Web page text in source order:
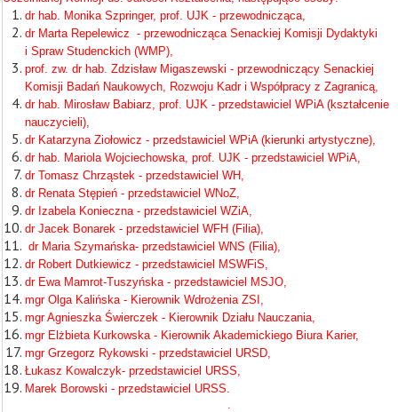
dr hab. Monika Szpringer, prof. UJK - przewodnicząca,
dr Marta Repelewicz - przewodnicząca Senackiej Komisji Dydaktyki
i Spraw Studenckich (WMP),
prof. zw. dr hab. Zdzisław Migaszewski - przewodniczący Senackiej
Komisji Badań Naukowych, Rozwoju Kadr i Współpracy z Zagranicą,
dr hab. Mirosław Babiarz, prof. UJK - przedstawiciel WPiA (kształcenie
nauczycieli),
dr Katarzyna Ziołowicz - przedstawiciel WPiA (kierunki artystyczne),
dr hab. Mariola Wojciechowska, prof. UJK - przedstawiciel WPiA,
dr Tomasz Chrząstek - przedstawiciel WH,
dr Renata Stępień - przedstawiciel WNoZ,
dr Izabela Konieczna - przedstawiciel WZiA,
dr Jacek Bonarek - przedstawiciel WFH (Filia),
dr Maria Szymańska- przedstawiciel WNS (Filia),
dr Robert Dutkiewicz - przedstawiciel MSWFiS,
dr Ewa Mamrot-Tuszyńska - przedstawiciel MSJO,
mgr Olga Kalińska - Kierownik Wdrożenia ZSI,
mgr Agnieszka Świerczek - Kierownik Działu Nauczania,
mgr Elżbieta Kurkowska - Kierownik Akademickiego Biura Karier,
mgr Grzegorz Rykowski - przedstawiciel URSD,
Łukasz Kowalczyk- przedstawiciel URSS,
Marek Borowski - przedstawiciel URSS.
.